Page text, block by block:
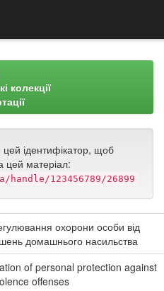
колекції
цей ідентифікатор, щоб
цей матеріал:
123456789/26899
охорони особи від
домашнього насильства
of personal protection against
offenses